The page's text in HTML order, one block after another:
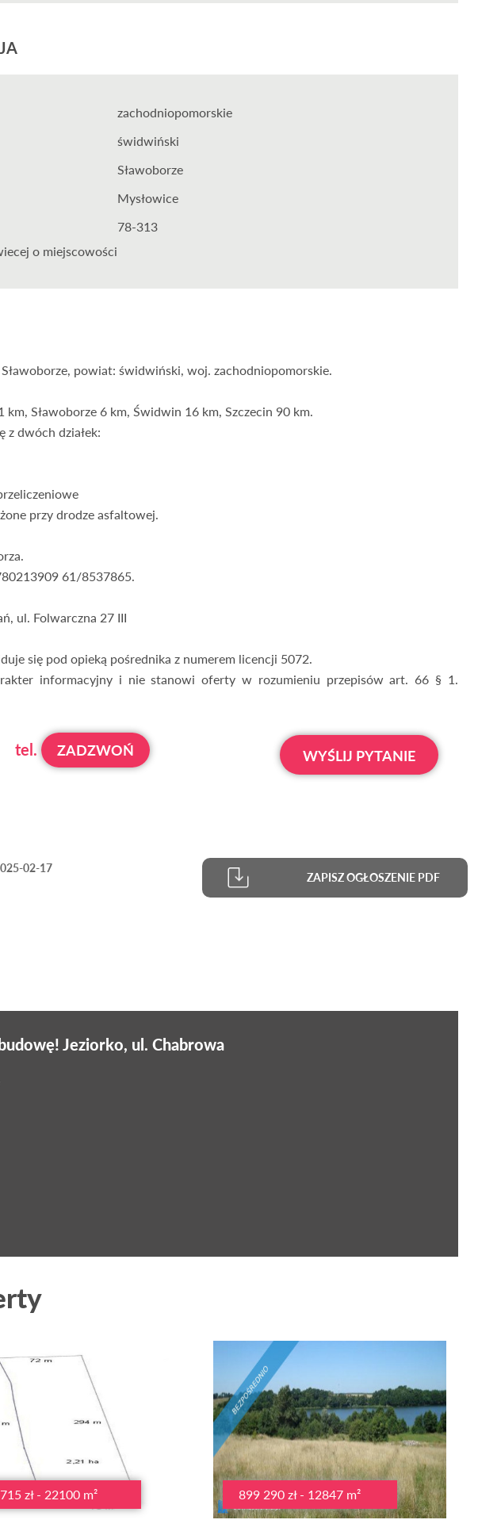
zachodniopomorskie
świdwiński
Sławoborze
Mysłowice
78-313
o miejscowości
powiat: świdwiński, woj. zachodniopomorskie.
km, Sławoborze 6 km, Świdwin 16 km, Szczecin 90 km.
z dwóch działek:
przy drodze asfaltowej.
61/8537865.
ul. Folwarczna 27 III
się pod opieką pośrednika z numerem licencji 5072.
informacyjny i nie stanowi oferty w rozumieniu przepisów art. 66 § 1.
tel. ZADZWOŃ WYŚLIJ PYTANIE
02-17
ZAPISZ OGŁOSZENIE PDF
Jeziorko, ul. Chabrowa
zł - 22100 m² 899 290 zł - 12847 m²